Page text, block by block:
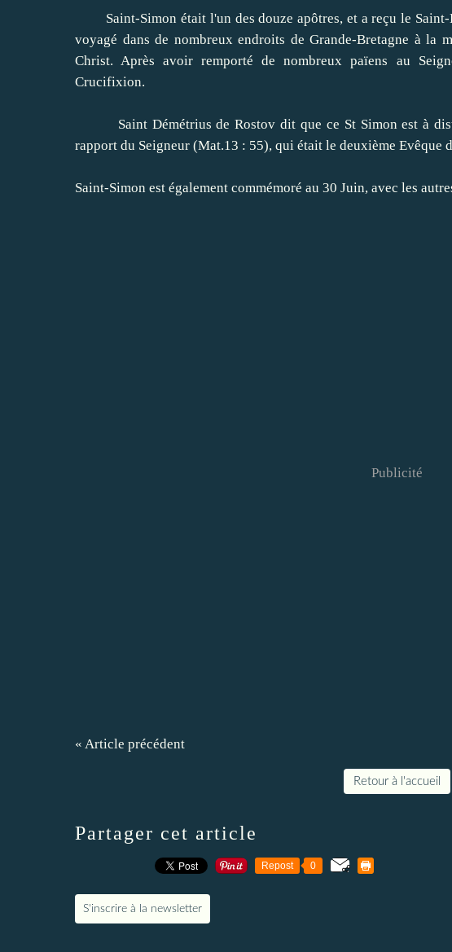
Saint-Simon était l'un des douze apôtres, et a reçu le
voyagé dans de nombreux endroits de Grande-Bretagne à la
Christ. Après avoir remporté de nombreux païens au
Crucifixion.
Saint Démétrius de Rostov dit que ce St Simon est à
rapport du Seigneur (Mat.13 : 55), qui était le deuxième Evêque
Saint-Simon est également commémoré au 30 Juin, avec les
Publicité
« Article précédent
Retour à l'accueil
Partager cet article
Repost 0
S'inscrire à la newsletter